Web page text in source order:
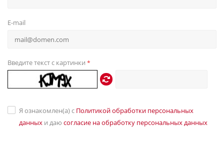
E-mail
Введите текст с картинки *
Я ознакомлен(а) с Политикой обработки персональных
данных и даю согласие на обработку персональных данных